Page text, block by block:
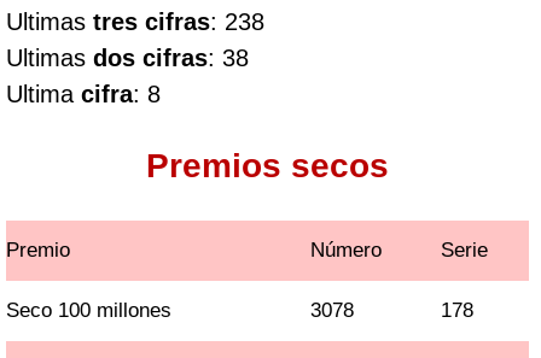
Ultimas tres cifras: 238
Ultimas dos cifras: 38
Ultima cifra: 8
Premios secos
Premio Número Serie
Seco 100 millones 3078 178